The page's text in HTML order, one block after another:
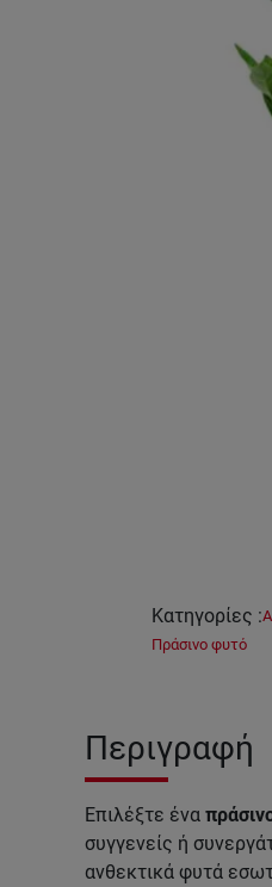
Κατηγορίες :
Πράσινο φυτό
Περιγραφή
Επιλέξτε ένα
συγγενείς ή
ανθεκτικά φυτά